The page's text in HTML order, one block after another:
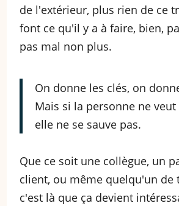
de l'extérieur, plus rien de ce
font ce qu'il y a à faire, bien,
pas mal non plus.
On donne les clés, on
Mais si la personne ne veut
elle ne se sauve pas.
Que ce soit une collègue, un
client, ou même quelqu'un de
c'est là que ça devient